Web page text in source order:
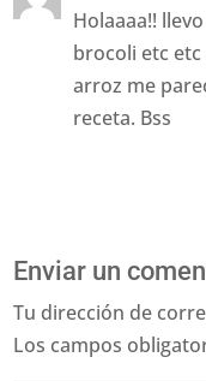
Holaaaa!!
brocoli etc
arroz me
receta. Bss
Enviar un
Tu dirección de
Los campos